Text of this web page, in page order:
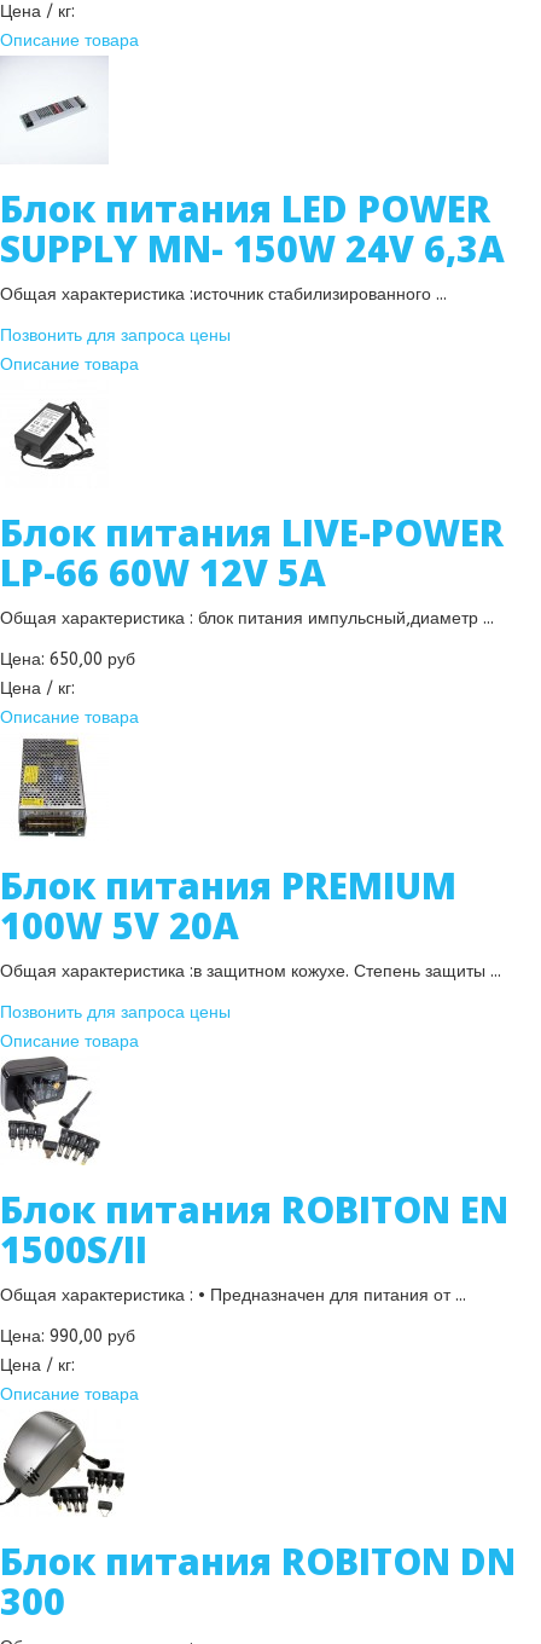
Цена / кг:
Описание товара
Блок питания LED POWER
SUPPLY MN- 150W 24V 6,3A
Общая характеристика :источник стабилизированного ...
Позвонить для запроса цены
Описание товара
Блок питания LIVE-POWER
LP-66 60W 12V 5A
Общая характеристика : блок питания импульсный,диаметр ...
Цена: 650,00 руб
Цена / кг:
Описание товара
Блок питания PREMIUM
100W 5V 20A
Общая характеристика :в защитном кожухе. Степень защиты ...
Позвонить для запроса цены
Описание товара
Блок питания ROBITON EN
1500S/II
Общая характеристика : • Предназначен для питания от ...
Цена: 990,00 руб
Цена / кг:
Описание товара
Блок питания ROBITON DN
300